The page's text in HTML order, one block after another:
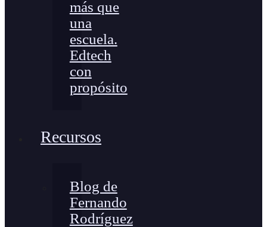
más que
una
escuela.
Edtech
con
propósito
Recursos
Blog de
Fernando
Rodríguez